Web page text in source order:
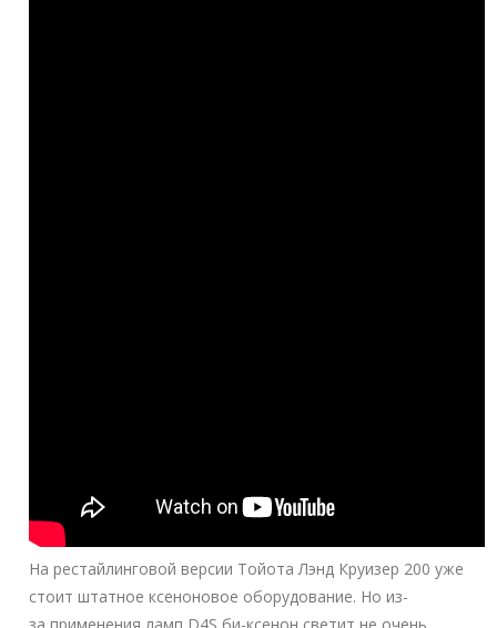
На рестайлинговой версии Тойота Лэнд Круизер 200 уже
стоит штатное ксеноновое оборудование. Но из-